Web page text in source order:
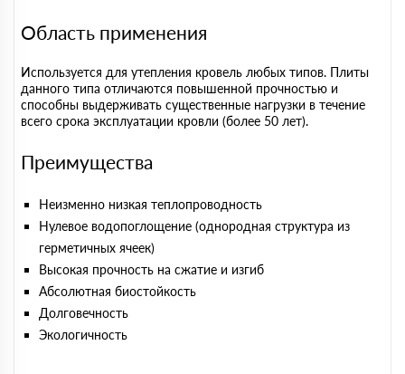
Область применения
Используется для утепления кровель любых типов. Плиты
данного типа отличаются повышенной прочностью и
способны выдерживать существенные нагрузки в течение
всего срока эксплуатации кровли (более 50 лет).
Преимущества
Неизменно низкая теплопроводность
Нулевое водопоглощение (однородная структура из
герметичных ячеек)
Высокая прочность на сжатие и изгиб
Абсолютная биостойкость
Долговечность
Экологичность